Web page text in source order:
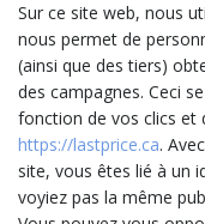
Sur ce site web, nous
nous permet de
(ainsi que des tiers)
des campagnes. Ceci
fonction de vos clics et
https://lastprice.ca.
site, vous êtes lié à un
voyiez pas la même